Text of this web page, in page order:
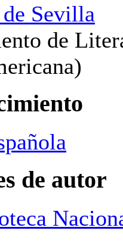
Sevilla
de
de autor